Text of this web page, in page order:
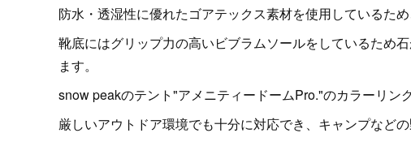
防水・透湿性に優れたゴアテックス素材を使用しているた
靴底にはグリップ力の高いビブラムソールをしているため
ます。
snow peakのテント"アメニティードームPro."のカラーリン
厳しいアウトドア環境でも十分に対応でき、キャンプなど